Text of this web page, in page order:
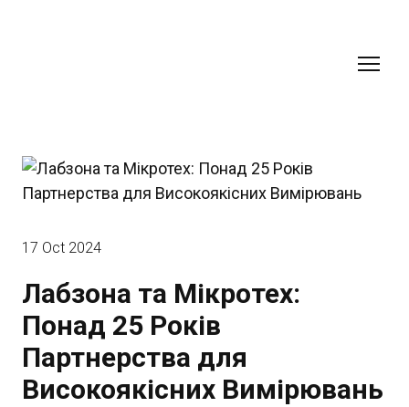
17 Oct 2024
Лабзона та Мікротех:
Понад 25 Років
Партнерства для
Високоякісних Вимірювань